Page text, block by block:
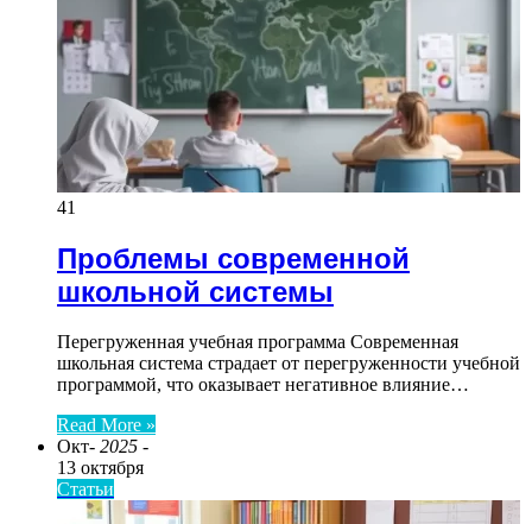
41
Проблемы современной
школьной системы
Перегруженная учебная программа Современная
школьная система страдает от перегруженности учебной
программой, что оказывает негативное влияние…
Read More »
Окт- 2025 -
13 октября
Статьи